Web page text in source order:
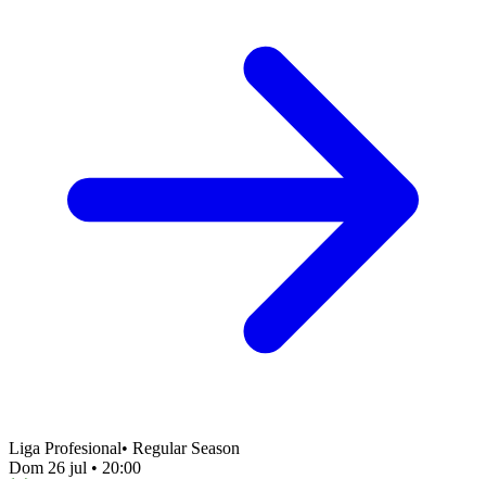
Liga Profesional• Regular Season
Dom 26 jul • 20:00